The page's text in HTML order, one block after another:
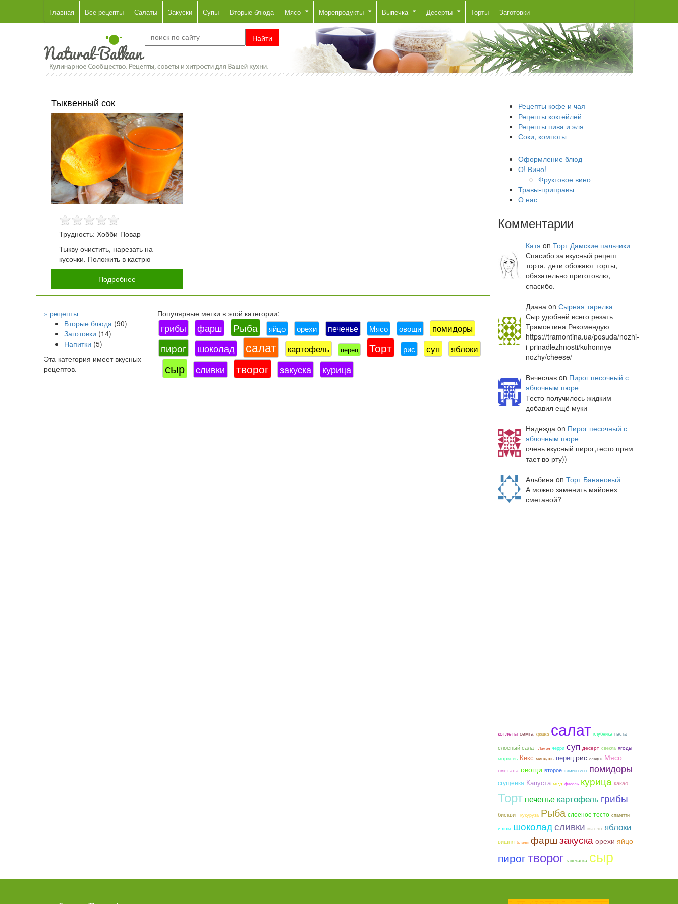
Главная Все рецепты Салаты Закуски Супы Вторые блюда Мясо Морепродукты Выпечка Десерты Торты Заготовки
Тыквенный сок
Трудность: Хобби-Повар
Тыкву очистить, нарезать на
кусочки. Положить в кастрю
Подробнее
» рецепты
Вторые блюда (90)
Заготовки (14)
Напитки (5)
Эта категория имеет вкусных
рецептов.
Популярные метки в этой категории:
грибы фарш Рыба яйцо орехи печенье Мясо овощи помидоры
пирог шоколад салат картофель перец Торт рис суп яблоки
сыр сливки творог закуска курица
Рецепты кофе и чая
Рецепты коктейлей
Рецепты пива и эля
Соки, компоты
Оформление блюд
О! Вино!
Фруктовое вино
Травы-приправы
О нас
Комментарии
Катя on Торт Дамские пальчики
Спасибо за вкусный рецепт
торта, дети обожают торты,
обязательно приготовлю,
спасибо.
Диана on Сырная тарелка
Сыр удобней всего резать
Трамонтина Рекомендую
https://tramontina.ua/posuda/nozhi-
i-prinadlezhnosti/kuhonnye-
nozhy/cheese/
Вячеслав on Пирог песочный с
яблочным пюре
Тесто получилось жидким
добавил ещё муки
Надежда on Пирог песочный с
яблочным пюре
очень вкусный пирог,тесто прям
тает во рту))
Альбина on Торт Банановый
А можно заменить майонез
сметаной?
котлеты семга крошка салат клубника паста
слоеный салат Лимон черри суп десерт свекла ягоды
морковь Кекс миндаль перец рис оладьи Мясо
сметана овощи второе шампиньоны помидоры
сгущенка Капуста мед фасоль курица какао
Торт печенье картофель грибы
бисквит кукуруза Рыба слоеное тесто спагетти
изюм шоколадсливки масло яблоки
вишня блины фаршзакуска орехи яйцо
пирогтворог запеканка сыр